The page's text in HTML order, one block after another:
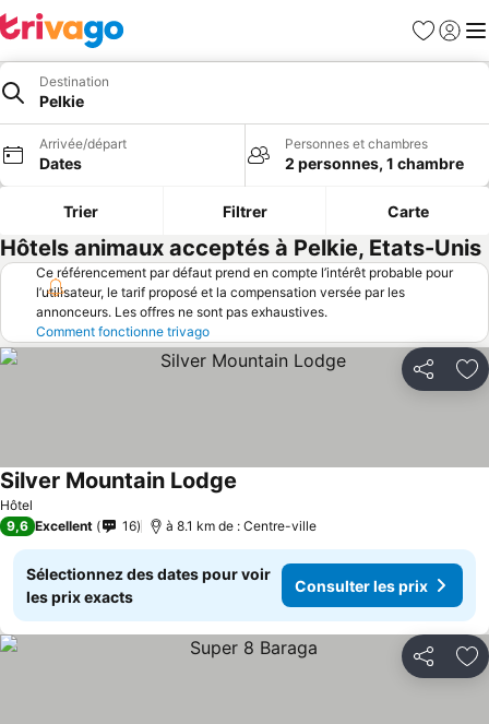
Favoris
Se
Destination
Pelkie
Arrivée/départ
Dates
Personnes et chambres
2 personnes, 1 chambre
Trier Filtrer Carte
Hôtels animaux acceptés à Pelkie, Etats-Unis
Ce référencement par défaut prend en compte l’intérêt probable pour
l’utilisateur, le tarif proposé et la compensation versée par les
annonceurs. Les offres ne sont pas exhaustives.
Comment fonctionne trivago
Partager
Hôtel
Silver Mountain Lodge
9,6 Excellent 16 à 8.1 km de : Centre-ville
Sélectionnez des dates pour voir
les prix exacts
Consulter les prix
Partager